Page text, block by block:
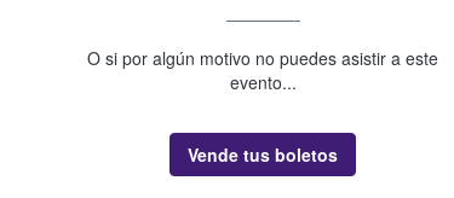
O si por algún motivo no puedes asistir a este
evento...
Vende tus boletos